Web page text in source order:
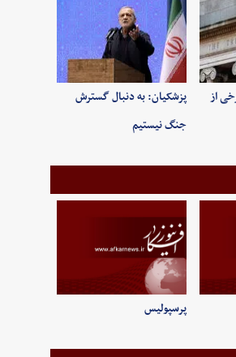
از
پزشکیان: به‌ دنبال گسترش
جنگ نیستیم
پرسپولیس